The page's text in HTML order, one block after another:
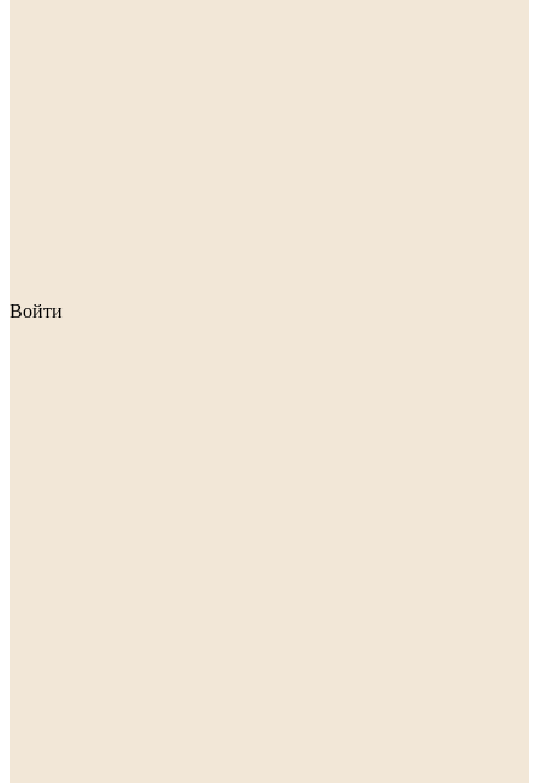
Войти